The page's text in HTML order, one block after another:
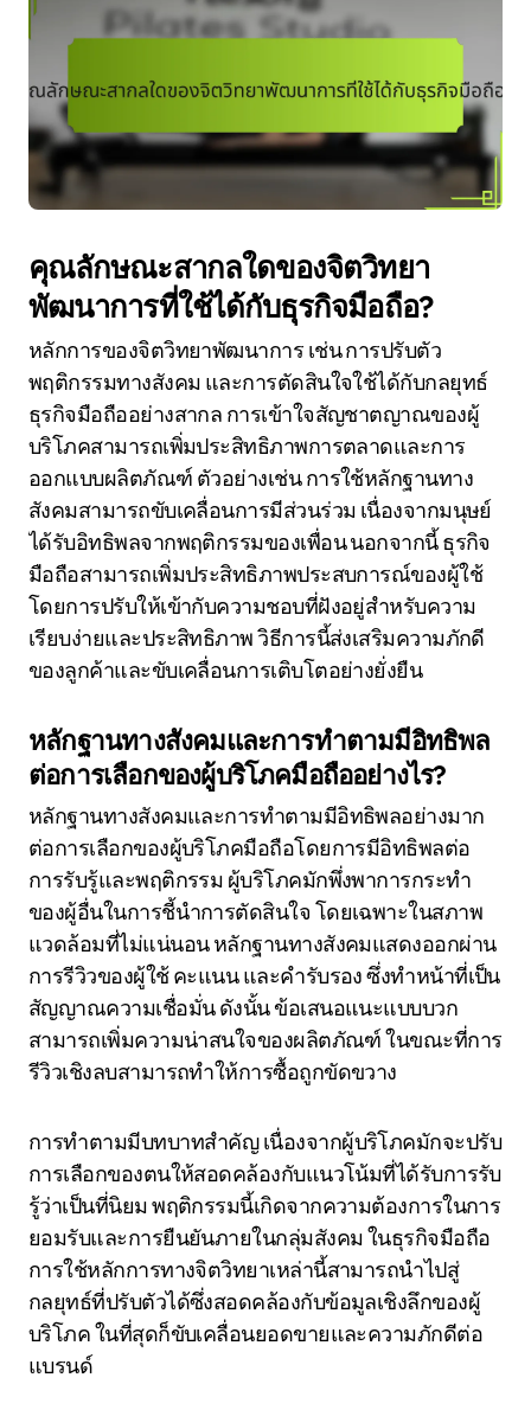
คุณลักษณะสากลใดของจิตวิทยา
พัฒนาการที่ใช้ได้กับธุรกิจมือถือ?
หลักการของจิตวิทยาพัฒนาการ เช่น การปรับตัว
พฤติกรรมทางสังคม และการตัดสินใจใช้ได้กับกลยุทธ์
ธุรกิจมือถืออย่างสากล การเข้าใจสัญชาตญาณของผู้
บริโภคสามารถเพิ่มประสิทธิภาพการตลาดและการ
ออกแบบผลิตภัณฑ์ ตัวอย่างเช่น การใช้หลักฐานทาง
สังคมสามารถขับเคลื่อนการมีส่วนร่วม เนื่องจากมนุษย์
ได้รับอิทธิพลจากพฤติกรรมของเพื่อน นอกจากนี้ ธุรกิจ
มือถือสามารถเพิ่มประสิทธิภาพประสบการณ์ของผู้ใช้
โดยการปรับให้เข้ากับความชอบที่ฝังอยู่สำหรับความ
เรียบง่ายและประสิทธิภาพ วิธีการนี้ส่งเสริมความภักดี
ของลูกค้าและขับเคลื่อนการเติบโตอย่างยั่งยืน
หลักฐานทางสังคมและการทำตามมีอิทธิพล
ต่อการเลือกของผู้บริโภคมือถืออย่างไร?
หลักฐานทางสังคมและการทำตามมีอิทธิพลอย่างมาก
ต่อการเลือกของผู้บริโภคมือถือโดยการมีอิทธิพลต่อ
การรับรู้และพฤติกรรม ผู้บริโภคมักพึ่งพาการกระทำ
ของผู้อื่นในการชี้นำการตัดสินใจ โดยเฉพาะในสภาพ
แวดล้อมที่ไม่แน่นอน หลักฐานทางสังคมแสดงออกผ่าน
การรีวิวของผู้ใช้ คะแนน และคำรับรอง ซึ่งทำหน้าที่เป็น
สัญญาณความเชื่อมั่น ดังนั้น ข้อเสนอแนะแบบบวก
สามารถเพิ่มความน่าสนใจของผลิตภัณฑ์ ในขณะที่การ
รีวิวเชิงลบสามารถทำให้การซื้อถูกขัดขวาง
การทำตามมีบทบาทสำคัญ เนื่องจากผู้บริโภคมักจะปรับ
การเลือกของตนให้สอดคล้องกับแนวโน้มที่ได้รับการรับ
รู้ว่าเป็นที่นิยม พฤติกรรมนี้เกิดจากความต้องการในการ
ยอมรับและการยืนยันภายในกลุ่มสังคม ในธุรกิจมือถือ
การใช้หลักการทางจิตวิทยาเหล่านี้สามารถนำไปสู่
กลยุทธ์ที่ปรับตัวได้ซึ่งสอดคล้องกับข้อมูลเชิงลึกของผู้
บริโภค ในที่สุดก็ขับเคลื่อนยอดขายและความภักดีต่อ
แบรนด์